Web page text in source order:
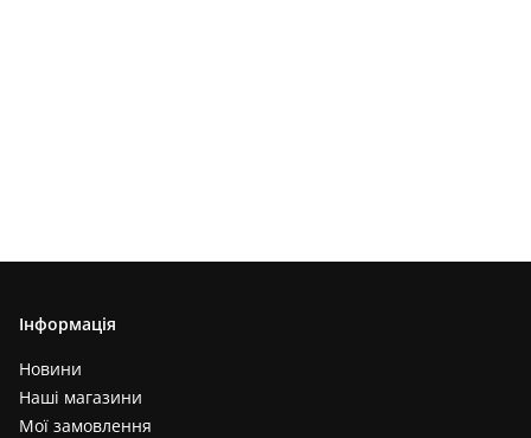
Інформація
Новини
Наші магазини
Мої замовлення